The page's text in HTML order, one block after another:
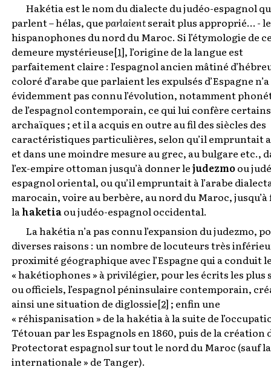
Hakétia est le nom du dialecte du judéo-espagnol
parlent – hélas, queparlaientserait plus approprié… -
hispanophones du nord du Maroc. Si l’étymologie de
demeure mystérieuse[1], l’origine de la langue est
parfaitement claire : l’espagnol ancien mâtiné
coloré d’arabe que parlaient les expulsés d’Espagne n’a
évidemment pas connu l’évolution, notamment
de l’espagnol contemporain, ce qui lui confère
archaïques ; et il a acquis en outre au fil des siècles des
caractéristiques particulières, selon qu’il empruntait
et dans une moindre mesure au grec, au bulgare etc.,
l’ex-empire ottoman jusqu’à donner lejudezmoou
espagnol oriental, ou qu’il empruntait à l’arabe
marocain, voire au berbère, au nord du Maroc,
lahaketiaou judéo-espagnol occidental.
La hakétia n’a pas connu l’expansion du judezmo,
diverses raisons : un nombre de locuteurs très
proximité géographique avec l’Espagne qui a conduit
« hakétiophones » à privilégier, pour les écrits les plus
ou officiels, l’espagnol péninsulaire contemporain,
ainsi une situation de diglossie[2] ; enfin une
« réhispanisation » de la hakétia à la suite de
Tétouan par les Espagnols en 1860, puis de la création
Protectorat espagnol sur tout le nord du Maroc (sauf la
internationale » de Tanger).